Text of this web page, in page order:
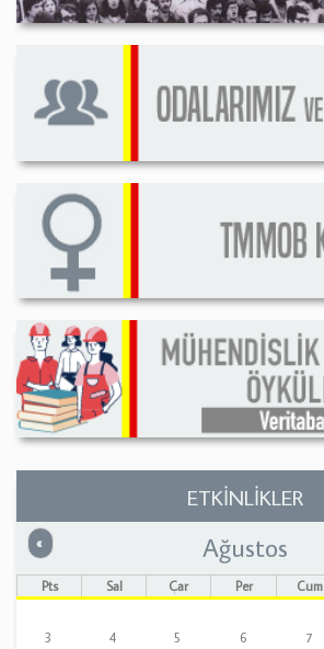
ETKİNLİKLER
« Önceki Ağustos
Pts Sal Çar Per Cum
3
4 5 6 7